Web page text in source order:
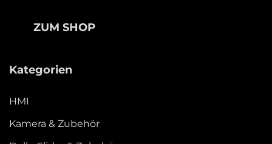
ZUM SHOP
Kategorien
HMI
Kamera & Zubehör